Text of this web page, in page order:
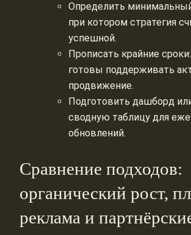
Определить
при котором стратегия
успешной.
Прописать крайние
готовы поддерживать
продвижение.
Подготовить дашборд
сводную таблицу для
обновлений.
Сравнение подходов:
органический рост,
реклама и